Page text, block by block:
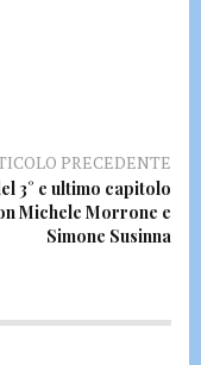
PRECEDENTE
3° e ultimo capitolo
Michele Morrone e
Simone Susinna